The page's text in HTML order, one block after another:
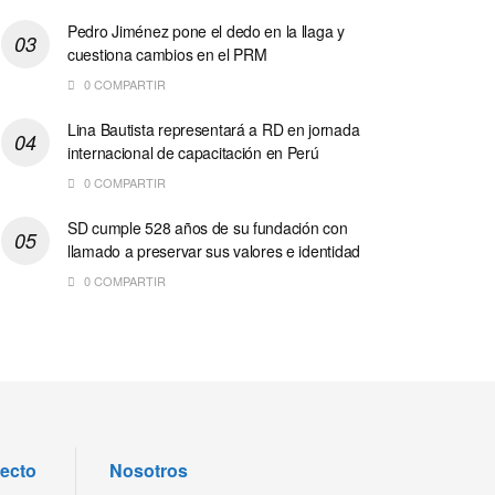
Pedro Jiménez pone el dedo en la llaga y
cuestiona cambios en el PRM
0 COMPARTIR
Lina Bautista representará a RD en jornada
internacional de capacitación en Perú
0 COMPARTIR
SD cumple 528 años de su fundación con
llamado a preservar sus valores e identidad
0 COMPARTIR
Nosotros